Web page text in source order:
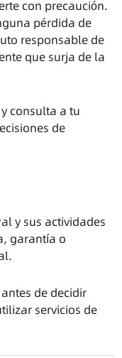
con precaución.
pérdida de
responsable de
que surja de la
consulta a tu
de
y sus actividades
garantía o
de decidir
servicios de